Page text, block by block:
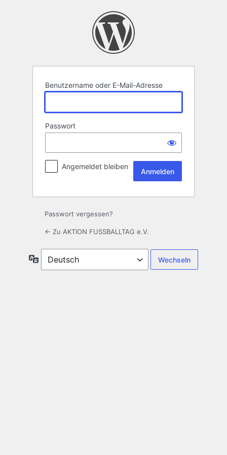
Benutzername oder E-Mail-Adresse
Passwort
Angemeldet bleiben
Passwort vergessen?
← Zu AKTION FUSSBALLTAG e.V.
Sprache